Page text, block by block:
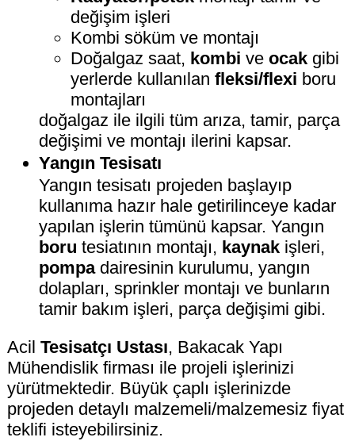
değişim işleri
Kombi söküm ve montajı
Doğalgaz saat, kombi veocak gibi
yerlerde kullanılanfleksi/flexi boru
montajları
doğalgaz ile ilgili tüm arıza, tamir, parça
değişimi ve montajı ilerini kapsar.
Yangın Tesisatı
Yangın tesisatı projeden başlayıp
kullanıma hazır hale getirilinceye kadar
yapılan işlerin tümünü kapsar. Yangın
boru tesiatının montajı, kaynak işleri,
pompadairesinin kurulumu, yangın
dolapları, sprinkler montajı ve bunların
tamir bakım işleri, parça değişimi gibi.
AcilTesisatçı Ustası, Bakacak Yapı
Mühendislik firması ile projeli işlerinizi
yürütmektedir. Büyük çaplı işlerinizde
projeden detaylı malzemeli/malzemesiz fiyat
teklifi isteyebilirsiniz.